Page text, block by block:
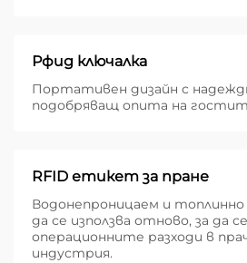
Рфид ключалка
Портативен дизайн с
подобряващ опита на
RFID етикет за пране
Водонепроницаем и
да се използва отново, за да
операционните разходи в
индустрия.